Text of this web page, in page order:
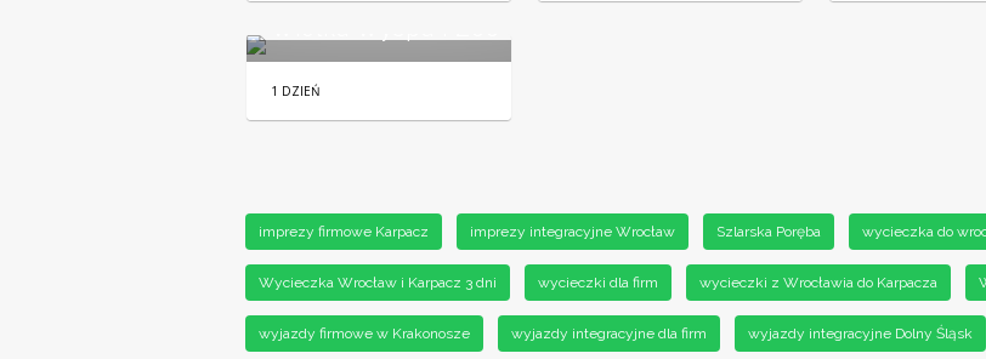
1 DZIEŃ
imprezy firmowe Karpacz imprezy integracyjne Wrocław Szlarska Poręba wycieczka do
Wycieczka Wrocław i Karpacz 3 dni wycieczki dla firm wycieczki z Wrocławia do Karpacza
wyjazdy firmowe w Krakonosze wyjazdy integracyjne dla firm wyjazdy integracyjne Dolny Śląsk